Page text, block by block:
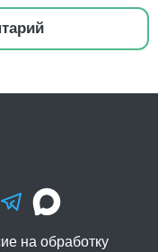
на обработку